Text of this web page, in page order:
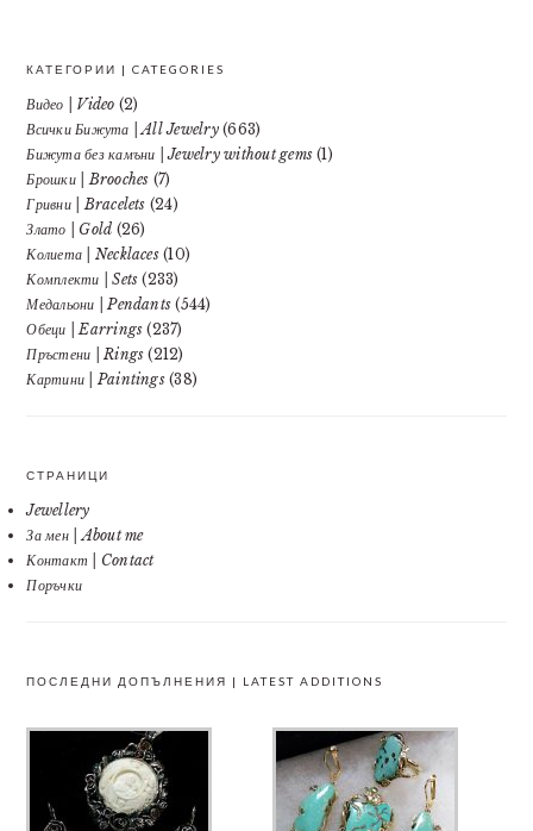
КАТЕГОРИИ | CATEGORIES
Видео | Video (2)
Всички Бижута | All Jewelry(663)
Бижута без камъни | Jewelry without gems (1)
Брошки | Brooches (7)
Гривни | Bracelets (24)
Злато | Gold (26)
Колиета | Necklaces(10)
Комплекти | Sets (233)
Медальони | Pendants (544)
Обеци | Earrings (237)
Пръстени | Rings (212)
Картини | Paintings(38)
СТРАНИЦИ
Jewellery
За мен | About me
Контакт | Contact
Поръчки
ПОСЛЕДНИ ДОПЪЛНЕНИЯ | LATEST ADDITIONS